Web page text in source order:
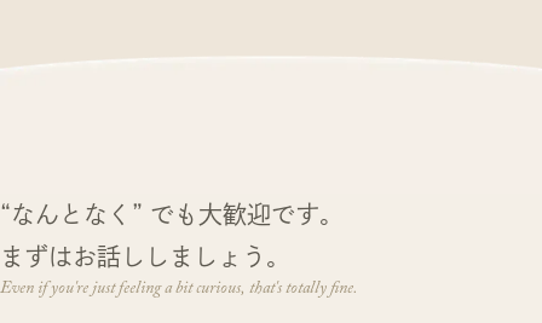
“なんとなく” でも大歓迎です。
まずはお話ししましょう。
Even if you're just feeling a bit curious, that's totally fine.